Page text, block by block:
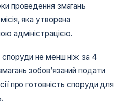
проведення змагань
яка утворена
адміністрацією.
споруди не менш ніж за 4
зобов’язаний подати
про готовність споруди для